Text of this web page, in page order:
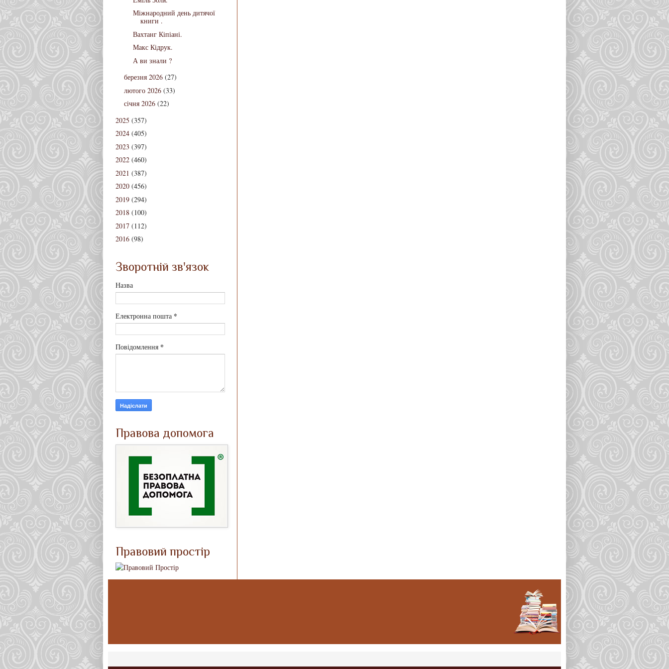
Міжнародний день дитячої
книги .
Вахтанг Кіпіані.
Макс Кідрук.
А ви знали ?
березня 2026 (27)
лютого 2026 (33)
січня 2026 (22)
2025 (357)
2024 (405)
2023 (397)
2022 (460)
2021 (387)
2020 (456)
2019 (294)
2018 (100)
2017 (112)
2016 (98)
Зворотній зв'язок
Назва
Електронна пошта *
Повідомлення *
Правова допомога
Правовий простір